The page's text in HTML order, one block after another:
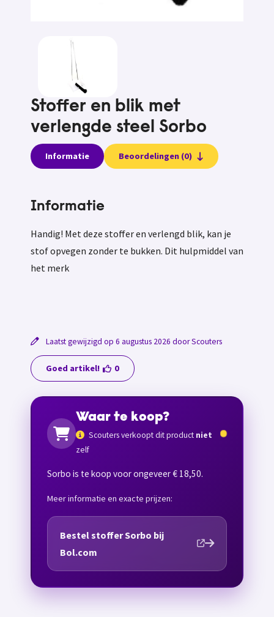
Stoffer en blik met
verlengde steel Sorbo
Informatie Beoordelingen (0)
Informatie
Handig! Met deze stoffer en verlengd blik, kan je
stof opvegen zonder te bukken. Dit hulpmiddel van
het merk
Laatst gewijzigd op 6 augustus 2026 door Scouters
Goed artikel! 0
Waar te koop?
Scouters verkoopt dit product niet
zelf
Sorbo is te koop voor ongeveer € 18,50.
Meer informatie en exacte prijzen:
Bestel stoffer Sorbo bij
Bol.com